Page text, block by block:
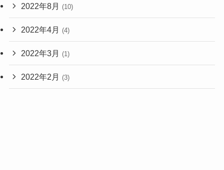
2022年8月 (10)
2022年4月 (4)
2022年3月 (1)
2022年2月 (3)